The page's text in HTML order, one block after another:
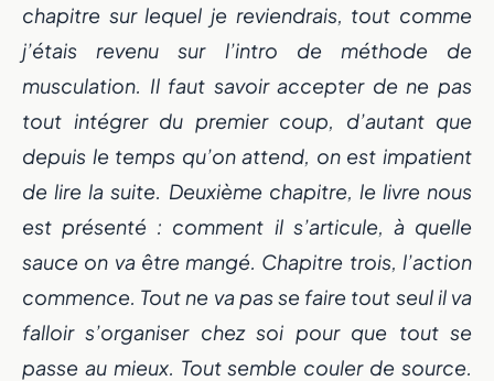
chapitre sur lequel je reviendrais, tout comme
j’étais revenu sur l’intro de méthode de
musculation. Il faut savoir accepter de ne pas
tout intégrer du premier coup, d’autant que
depuis le temps qu’on attend, on est impatient
de lire la suite. Deuxième chapitre, le livre nous
est présenté : comment il s’articule, à quelle
sauce on va être mangé. Chapitre trois, l’action
commence. Tout ne va pas se faire tout seul il va
falloir s’organiser chez soi pour que tout se
passe au mieux. Tout semble couler de source.
Un nouveau
portée de
Prenez en main votre évolution physique et
avec une application qui s’adapte à vous.
Découvrir l'application